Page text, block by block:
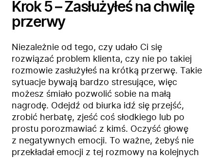
Krok 5 – Zasłużyłeś na chwilę
przerwy
Niezależnie od tego, czy udało Ci się
rozwiązać problem klienta, czy nie po takiej
rozmowie zasłużyłeś na krótką przerwę. Takie
sytuacje bywają bardzo stresujące, więc
możesz śmiało pozwolić sobie na małą
nagrodę. Odejdź od biurka idź się przejść,
zrobić herbatę, zjeść coś słodkiego lub po
prostu porozmawiać z kimś. Oczyść głowę
z negatywnych emocji. To ważne, żebyś nie
przekładał emocji z tej rozmowy na kolejnych